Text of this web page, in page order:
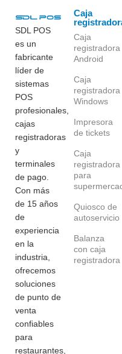
SDL POS
es un
fabricante
líder de
sistemas
POS
profesionales,
cajas
registradoras
y
terminales
de pago.
Con más
de 15 años
de
experiencia
en la
industria,
ofrecemos
soluciones
de punto de
venta
confiables
para
restaurantes,
Caja
Caja
registradora
Android
Caja
registradora
Windows
Impresora
de tickets
Caja
registradora
para
Quiosco de
autoservicio
Balanza
con caja
registradora